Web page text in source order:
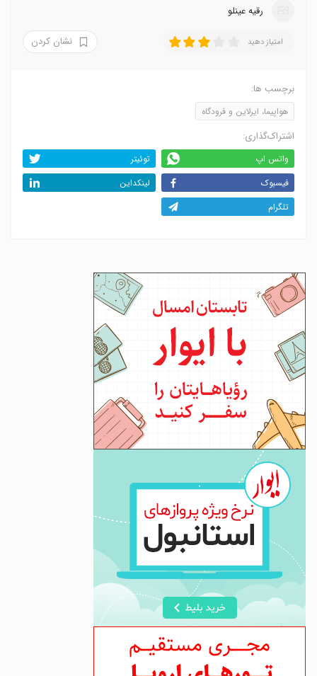
رقیه عینلو
امتیاز دهید نشان کردن
برچسب ها:
هواپیما، ایرلاین و فرودگاه
اشتراک‌گذاری:
واتس اپ
توئیتر
فیسبوک
لینکداین
تلگرام